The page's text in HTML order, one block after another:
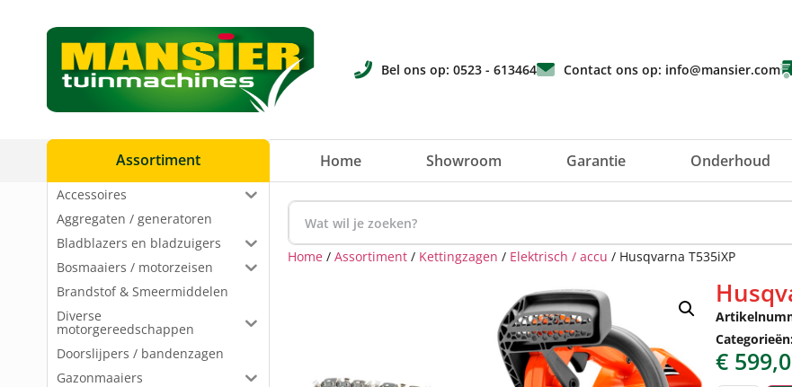
Bel ons op: 0523 - 613464 Contact ons op: info@mansier.com
Assortiment Home Showroom Garantie Onderhoud
Accessoires
Aggregaten / generatoren
Bladblazers en bladzuigers
Bosmaaiers / motorzeisen
Brandstof & Smeermiddelen
Diverse
motorgereedschappen
Doorslijpers / bandenzagen
Gazonmaaiers
Home / Assortiment / Kettingzagen / Elektrisch / accu / Husqvarna T535iXP
€